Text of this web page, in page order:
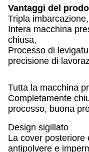
Vantaggi del
Tripla
Intera macchina
chiusa,
Processo di
precisione di
Tutta la macchina
Completamente
processo, buona
Design sigillato
La cover posteriore
antipolvere e